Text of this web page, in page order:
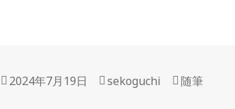
投
2024年7月19日
作
sekoguchi
カ
随筆